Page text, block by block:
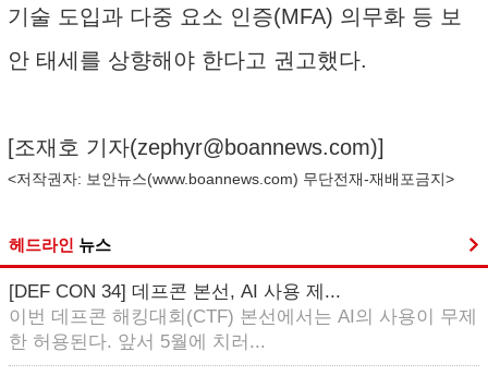
기술 도입과 다중 요소 인증(MFA) 의무화 등 보
안 태세를 상향해야 한다고 권고했다.
[조재호 기자(zephyr@boannews.com)]
<저작권자: 보안뉴스(www.boannews.com) 무단전재-재배포금지>
헤드라인 뉴스
[DEF CON 34] 데프콘 본선, AI 사용 제...
이번 데프콘 해킹대회(CTF) 본선에서는 AI의 사용이 무제
한 허용된다. 앞서 5월에 치러...